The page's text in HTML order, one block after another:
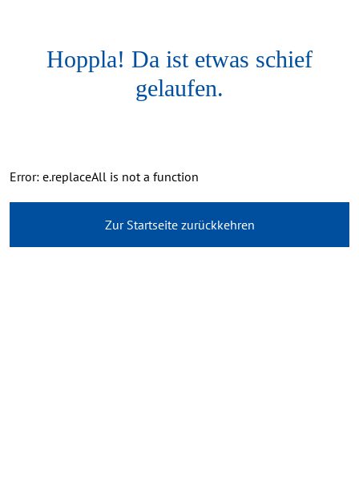
Hoppla! Da ist etwas schief
gelaufen.
Error: e.replaceAll is not a function
Zur Startseite zurückkehren